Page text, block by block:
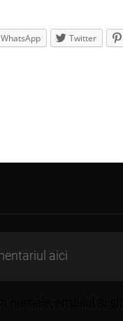
WhatsApp Twitter